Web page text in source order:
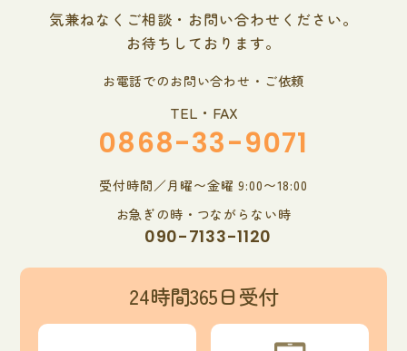
気兼ねなくご相談・お問い合わせください。
お待ちしております。
お電話でのお問い合わせ・ご依頼
TEL・FAX
0868-33-9071
受付時間／月曜〜金曜 9:00〜18:00
お急ぎの時・つながらない時
090-7133-1120
24時間365日受付